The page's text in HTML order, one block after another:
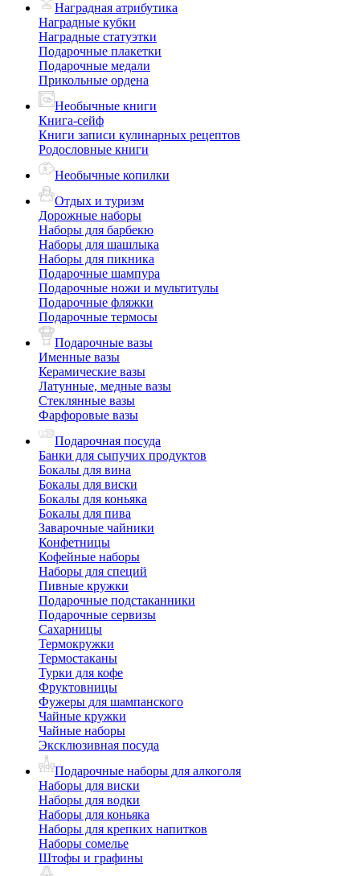
Наградная атрибутика
Наградные кубки
Наградные статуэтки
Подарочные плакетки
Подарочные медали
Прикольные ордена
Необычные книги
Книга-сейф
Книги записи кулинарных рецептов
Родословные книги
Необычные копилки
Отдых и туризм
Дорожные наборы
Наборы для барбекю
Наборы для шашлыка
Наборы для пикника
Подарочные шампура
Подарочные ножи и мультитулы
Подарочные фляжки
Подарочные термосы
Подарочные вазы
Именные вазы
Керамические вазы
Латунные, медные вазы
Стеклянные вазы
Фарфоровые вазы
Подарочная посуда
Банки для сыпучих продуктов
Бокалы для вина
Бокалы для виски
Бокалы для коньяка
Бокалы для пива
Заварочные чайники
Конфетницы
Кофейные наборы
Наборы для специй
Пивные кружки
Подарочные подстаканники
Подарочные сервизы
Сахарницы
Термокружки
Термостаканы
Турки для кофе
Фруктовницы
Фужеры для шампанского
Чайные кружки
Чайные наборы
Эксклюзивная посуда
Подарочные наборы для алкоголя
Наборы для виски
Наборы для водки
Наборы для коньяка
Наборы для крепких напитков
Наборы сомелье
Штофы и графины